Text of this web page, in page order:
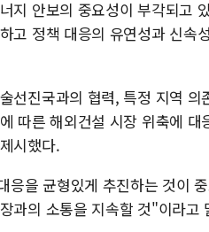
지 안보의 중요성이 부각되고
고 정책 대응의 유연성과 신속
선진국과의 협력, 특정 지역
따른 해외건설 시장 위축에
시했다.
응을 균형있게 추진하는 것이
과의 소통을 지속할 것"이라고